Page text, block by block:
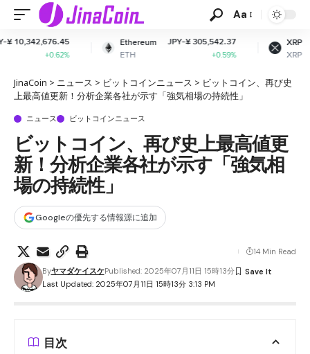
Aa
Ethereum
ETH
JPY-¥ 305,542.37
XRP
XRP
JPY-¥ 163.92
+0.04%
JinaCoin > ニュース > ビットコインニュース > ビットコイン、再び史
上最高値更新！分析企業各社が示す「強気相場の持続性」
ニュース ビットコインニュース
ビットコイン、再び史上最高値更
新！分析企業各社が示す「強気相
場の持続性」
Googleの優先する情報源に追加
Last Updated: 2025年07月11日 15時13分 3:13 PM
ByヤマダケイスケPublished: 2025年07月11日 15時13分
14 Min Read
目次